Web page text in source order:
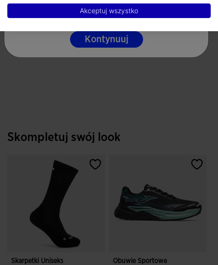
Skompletuj swój look
Skarpetki Uniseks
Obuwie Sportowe
Polski
Kontynuuj
Akceptuj wszystko